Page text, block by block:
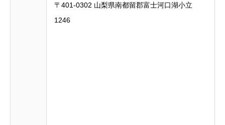
〒401-0302 山梨県南都留郡富士河口湖小立
1246